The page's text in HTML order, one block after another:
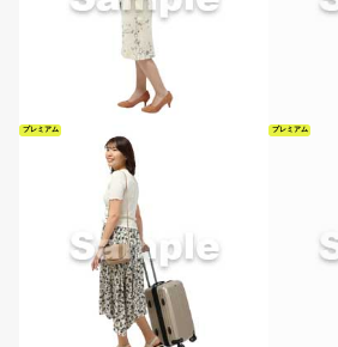
プレミアム プレミアム